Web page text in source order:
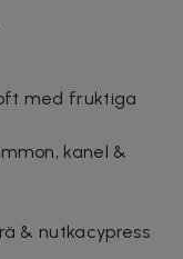
med fruktiga
kanel &
& nutkacypress